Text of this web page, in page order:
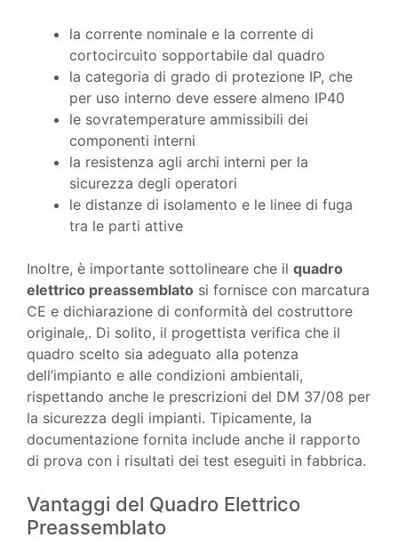
la corrente nominale e la corrente di
cortocircuito sopportabile dal quadro
la categoria di grado di protezione IP, che
per uso interno deve essere almeno IP40
le sovratemperature ammissibili dei
componenti interni
la resistenza agli archi interni per la
sicurezza degli operatori
le distanze di isolamento e le linee di fuga
tra le parti attive
Inoltre, è importante sottolineare che il quadro
elettrico preassemblato si fornisce con marcatura
CE e dichiarazione di conformità del costruttore
originale,. Di solito, il progettista verifica che il
quadro scelto sia adeguato alla potenza
dell’impianto e alle condizioni ambientali,
rispettando anche le prescrizioni del DM 37/08 per
la sicurezza degli impianti. Tipicamente, la
documentazione fornita include anche il rapporto
di prova con i risultati dei test eseguiti in fabbrica.
Vantaggi del Quadro Elettrico
Preassemblato